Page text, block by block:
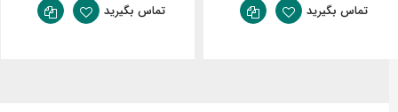
تماس بگیرید
تماس بگیرید